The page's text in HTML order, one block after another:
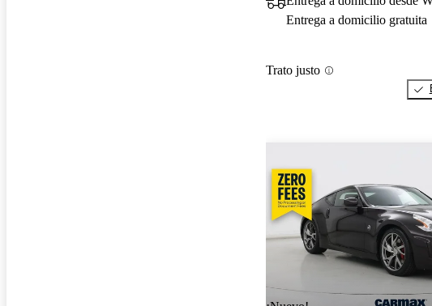
Entrega a domicilio gratuita
Trato justo